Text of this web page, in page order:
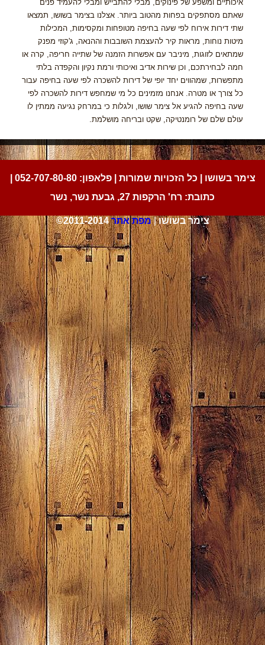
איכותיים ומשפע של פינוקים, מבלי להתבייש ומבלי להעמיד פנים
שאתם מסתפקים בפחות מהטוב ביותר. אצלנו בצימר בשושו, תמצאו
שתי דירות אירוח לפי שעה בחיפה מטופחות ומקסימות, המכילות
מיטות נוחות, מראות קיר להעצמת השובבות וההנאה, ג'קוזי מפנק
שמתאים לזוגות, מיניבר עם אפשרות הזמנה של שתייה חריפה, קרה או
חמה לבחירתכם, וכן שירות אדיב ואיכותי ורמת נקיון והקפדה בלתי
מתפשרות, שמהווים יחד יופי של דירות להשכרה לפי שעה בחיפה עבור
כל צורך או מטרה. אנחנו מזמינים כל מי שמחפש דירות להשכרה לפי
שעה בחיפה להגיע אל צימר שושו, ולגלות כי במרחק נגיעה ממתין לו
עולם שלם של רומנטיקה, שקט ובריחה מושלמת.
צימר בשושו | כל הזכויות שמורות | פלאפון:052-707-80-80
כתובת: רח' הרקפות 27, גבעת נשר, נשר
©2011-2014 צימר בשושו|מפת אתר